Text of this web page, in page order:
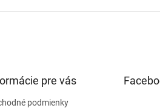
pre vás
podmienky